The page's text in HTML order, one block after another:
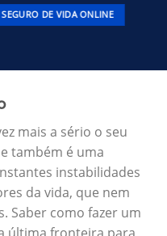
DE VIDA ONLINE
mais a sério o seu
também é uma
instabilidades
da vida, que nem
Saber como fazer um
última fronteira para